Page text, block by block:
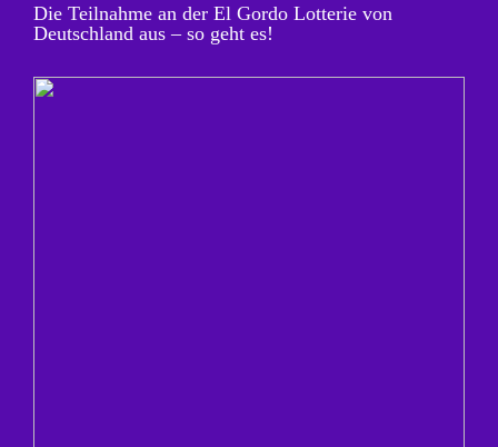
Die Teilnahme an der El Gordo Lotterie von
Deutschland aus – so geht es!